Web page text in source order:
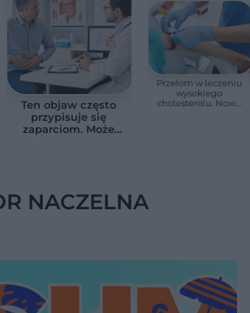
Ten objaw często
przypisuje się
zaparciom. Może
Przełom w leczeniu
wysokiego
cholesterolu. Nowa
NACZELNA